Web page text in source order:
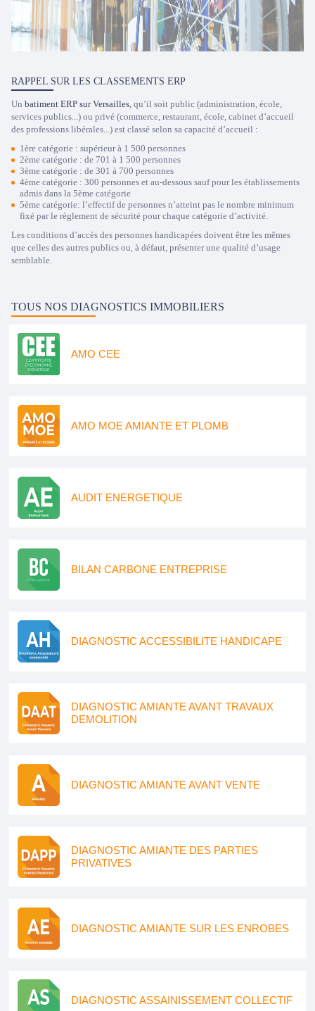
RAPPEL SUR LES CLASSEMENTS ERP
Un batiment ERP sur Versailles, qu’il soit public (administration, école,
services publics...) ou privé (commerce, restaurant, école, cabinet d’accueil
des professions libérales...) est classé selon sa capacité d’accueil :
1ère catégorie : supérieur à 1 500 personnes
2ème catégorie : de 701 à 1 500 personnes
3ème catégorie : de 301 à 700 personnes
4ème catégorie : 300 personnes et au-dessous sauf pour les établissements
admis dans la 5ème catégorie
5ème catégorie: l’effectif de personnes n’atteint pas le nombre minimum
fixé par le règlement de sécurité pour chaque catégorie d’activité.
Les conditions d’accès des personnes handicapées doivent être les mêmes
que celles des autres publics ou, à défaut, présenter une qualité d’usage
semblable.
TOUS NOS DIAGNOSTICS IMMOBILIERS
AMO CEE
AMO MOE AMIANTE ET PLOMB
AUDIT ENERGETIQUE
BILAN CARBONE ENTREPRISE
DIAGNOSTIC ACCESSIBILITE HANDICAPE
DIAGNOSTIC AMIANTE AVANT TRAVAUX
DEMOLITION
DIAGNOSTIC AMIANTE AVANT VENTE
DIAGNOSTIC AMIANTE DES PARTIES
PRIVATIVES
DIAGNOSTIC AMIANTE SUR LES ENROBES
DIAGNOSTIC ASSAINISSEMENT COLLECTIF